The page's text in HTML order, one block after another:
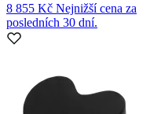
8 855 Kč Nejnižší cena za
posledních 30 dní.